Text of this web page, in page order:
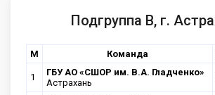
Подгруппа В, г.
М Команда
1
ГБУ АО «СШОР им. В.А. Гладченко»
Астрахань